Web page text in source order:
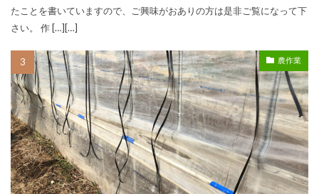
たことを書いていますので、ご興味がおありの方は是非ご覧になって下
さい。 作 […][…]
農作業